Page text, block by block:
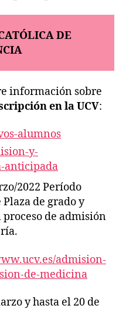
DE
información sobre
en la UCV:
alumnos
y-
anticipada
2022 Período
de grado y
de admisión
admision-
de-medicina
y hasta el 20 de